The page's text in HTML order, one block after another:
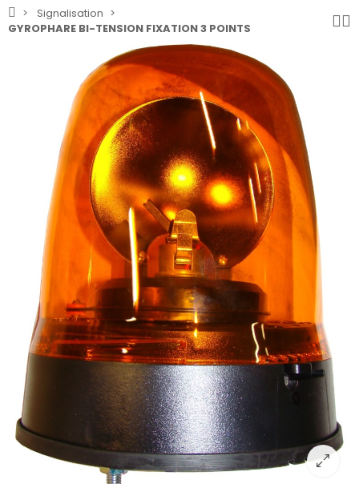
Signalisation
GYROPHARE BI-TENSION FIXATION 3 POINTS